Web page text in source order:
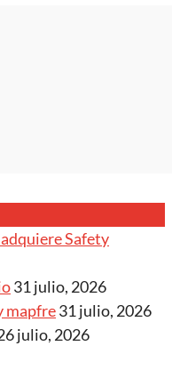
Safety
31 julio, 2026
mapfre31 julio, 2026
julio, 2026